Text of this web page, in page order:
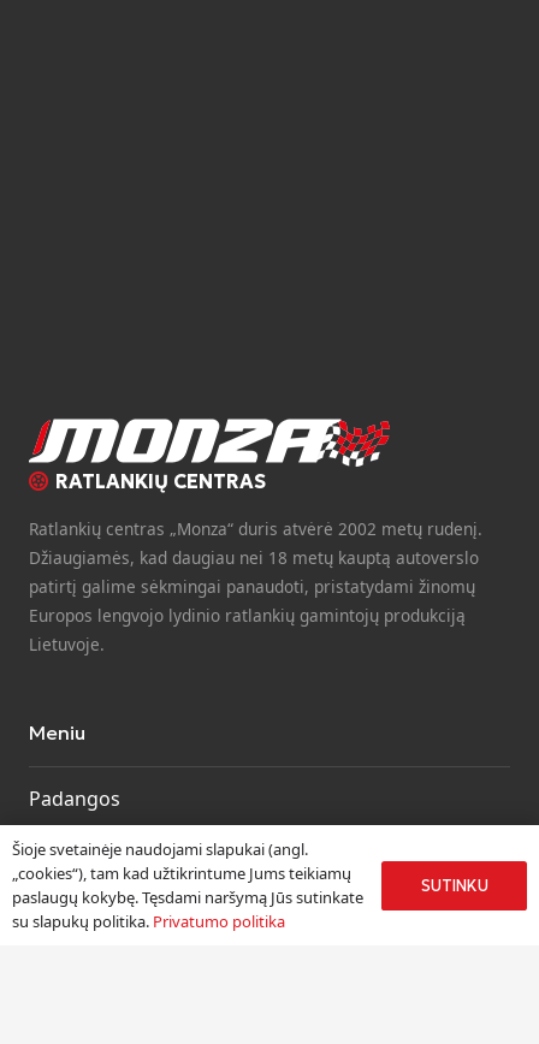
RATLANKIŲ CENTRAS
Ratlankių centras „Monza“ duris atvėrė 2002 metų rudenį.
Džiaugiamės, kad daugiau nei 18 metų kauptą autoverslo
patirtį galime sėkmingai panaudoti, pristatydami žinomų
Europos lengvojo lydinio ratlankių gamintojų produkciją
Lietuvoje.
Meniu
Padangos
Kitos prekės
Paslaugos
Šioje svetainėje naudojami slapukai (angl.
„cookies“), tam kad užtikrintume Jums teikiamų
paslaugų kokybę. Tęsdami naršymą Jūs sutinkate
su slapukų politika. Privatumo politika
SUTINKU